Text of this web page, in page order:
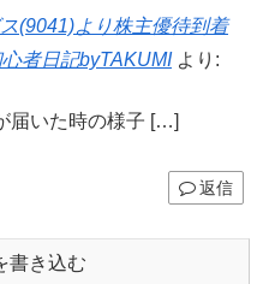
(9041)より株主優待到着
者日記byTAKUMI より:
届いた時の様子 […]
返信
書き込む